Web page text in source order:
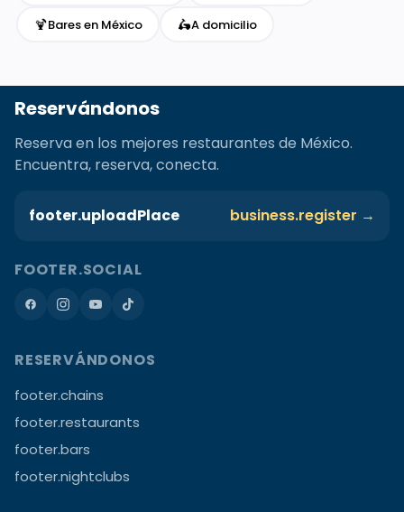
🍹Bares en México 🛵A domicilio
Reservándonos
Reserva en los mejores restaurantes de México.
Encuentra, reserva, conecta.
footer.uploadPlace business.register →
FOOTER.SOCIAL
RESERVÁNDONOS
footer.chains
footer.restaurants
footer.bars
footer.nightclubs